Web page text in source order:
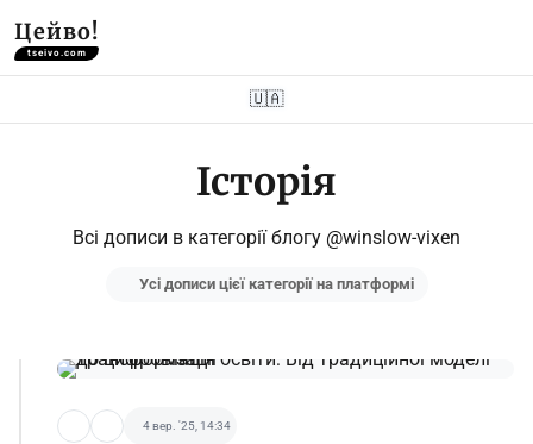
Цейво!
tseivo.com
🇺🇦
Історія
Всі дописи в категорії блогу @winslow-vixen
Усі дописи цієї категорії на платформі
4 вер. '25, 14:34